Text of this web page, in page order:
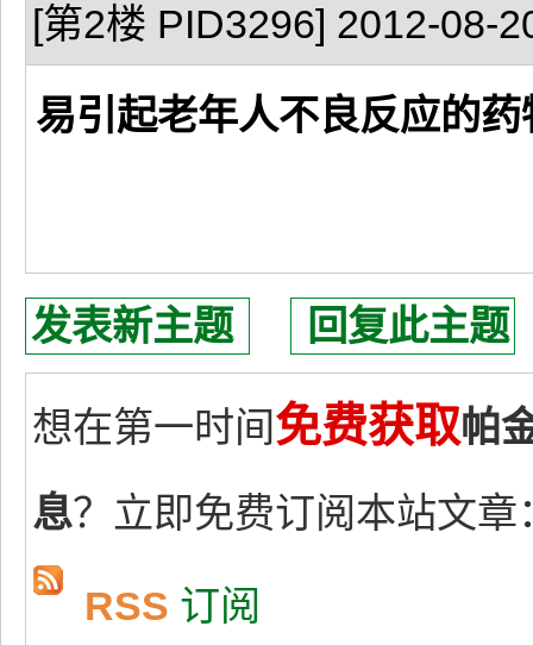
[第2楼 PID3296] 2012-08-
易引起老年人不良反应的药
发表新主题 回复此主题
想在第一时间免费获取帕
息？立即免费订阅本站文章
RSS 订阅